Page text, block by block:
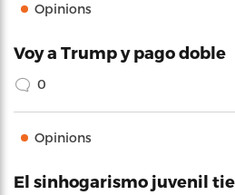
Opinions
Voy a Trump y pago doble
0
Opinions
El sinhogarismo juvenil